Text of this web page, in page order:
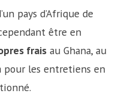
pays d’Afrique de
être en
frais au Ghana, au
pour les entretiens en